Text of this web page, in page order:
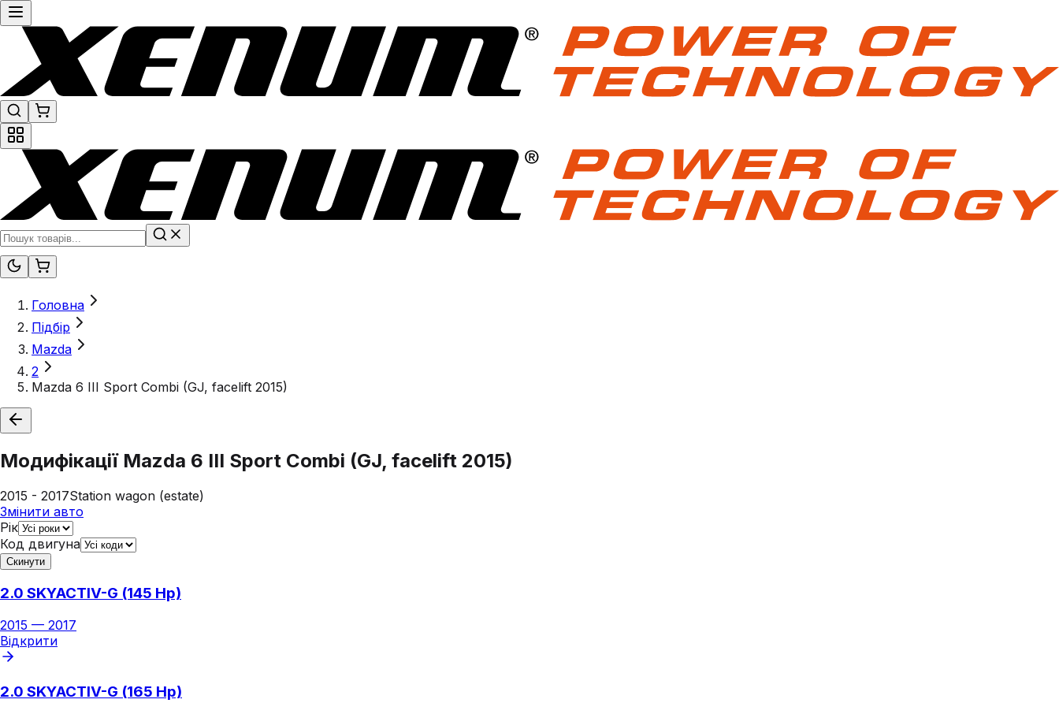
Головна
Підбір
Mazda
2
Mazda 6 III Sport Combi (GJ, facelift 2015)
Модифікації Mazda 6 III Sport Combi (GJ, facelift 2015)
2015 - 2017Station wagon (estate)
Змінити авто
Рік
Код двигуна
Скинути
2.0 SKYACTIV-G (145 Hp)
2015 — 2017
Відкрити
2.0 SKYACTIV-G (165 Hp)